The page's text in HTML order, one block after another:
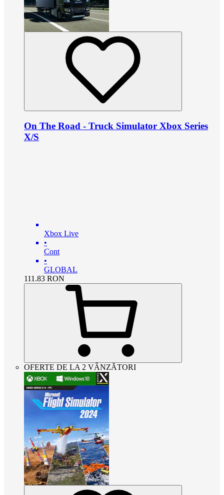
On The Road - Truck Simulator Xbox Series
X/S
Xbox Live
•
Cont
•
GLOBAL
111.83 RON
OFERTE DE LA 2 VÂNZĂTORI